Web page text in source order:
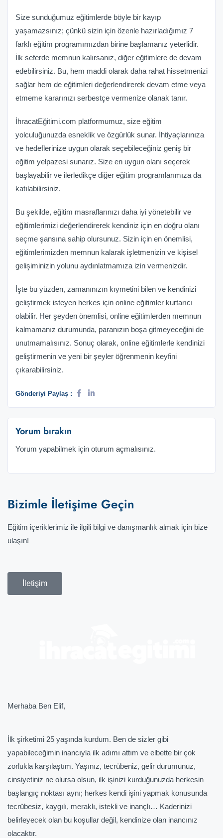
Size sunduğumuz eğitimlerde böyle bir kayıp
yaşamazsınız; çünkü sizin için özenle hazırladığımız 7
farklı eğitim programımızdan birine başlamanız yeterlidir.
İlk seferde memnun kalırsanız, diğer eğitimlere de devam
edebilirsiniz. Bu, hem maddi olarak daha rahat hissetmenizi
sağlar hem de eğitimleri değerlendirerek devam etme veya
etmeme kararınızı serbestçe vermenize olanak tanır.
İhracatEğitimi.com platformumuz, size eğitim
yolculuğunuzda esneklik ve özgürlük sunar. İhtiyaçlarınıza
ve hedeflerinize uygun olarak seçebileceğiniz geniş bir
eğitim yelpazesi sunarız. Size en uygun olanı seçerek
başlayabilir ve ilerledikçe diğer eğitim programlarımıza da
katılabilirsiniz.
Bu şekilde, eğitim masraflarınızı daha iyi yönetebilir ve
eğitimlerimizi değerlendirerek kendiniz için en doğru olanı
seçme şansına sahip olursunuz. Sizin için en önemlisi,
eğitimlerimizden memnun kalarak işletmenizin ve kişisel
gelişiminizin yolunu aydınlatmamıza izin vermenizdir.
İşte bu yüzden, zamanınızın kıymetini bilen ve kendinizi
geliştirmek isteyen herkes için online eğitimler kurtarıcı
olabilir. Her şeyden önemlisi, online eğitimlerden memnun
kalmamanız durumunda, paranızın boşa gitmeyeceğini de
unutmamalısınız. Sonuç olarak, online eğitimlerle kendinizi
geliştirmenin ve yeni bir şeyler öğrenmenin keyfini
çıkarabilirsiniz.
Gönderiyi Paylaş :
Yorum bırakın
Yorum yapabilmek için oturum açmalısınız.
Bizimle İletişime Geçin
Eğitim içeriklerimiz ile ilgili bilgi ve danışmanlık almak için bize
ulaşın!
İletişim
Merhaba Ben Elif,
İlk şirketimi 25 yaşında kurdum. Ben de sizler gibi
yapabileceğimin inancıyla ilk adımı attım ve elbette bir çok
zorlukla karşılaştım. Yaşınız, tecrübeniz, gelir durumunuz,
cinsiyetiniz ne olursa olsun, ilk işinizi kurduğunuzda herkesin
başlangıç noktası aynı; herkes kendi işini yapmak konusunda
tecrübesiz, kaygılı, meraklı, istekli ve inançlı… Kaderinizi
belirleyecek olan bu koşullar değil, kendinize olan inancınız
olacaktır.